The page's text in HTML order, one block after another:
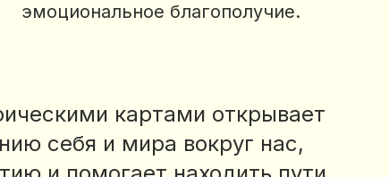
эмоциональное благополучие.
картами открывает
себя и мира вокруг нас,